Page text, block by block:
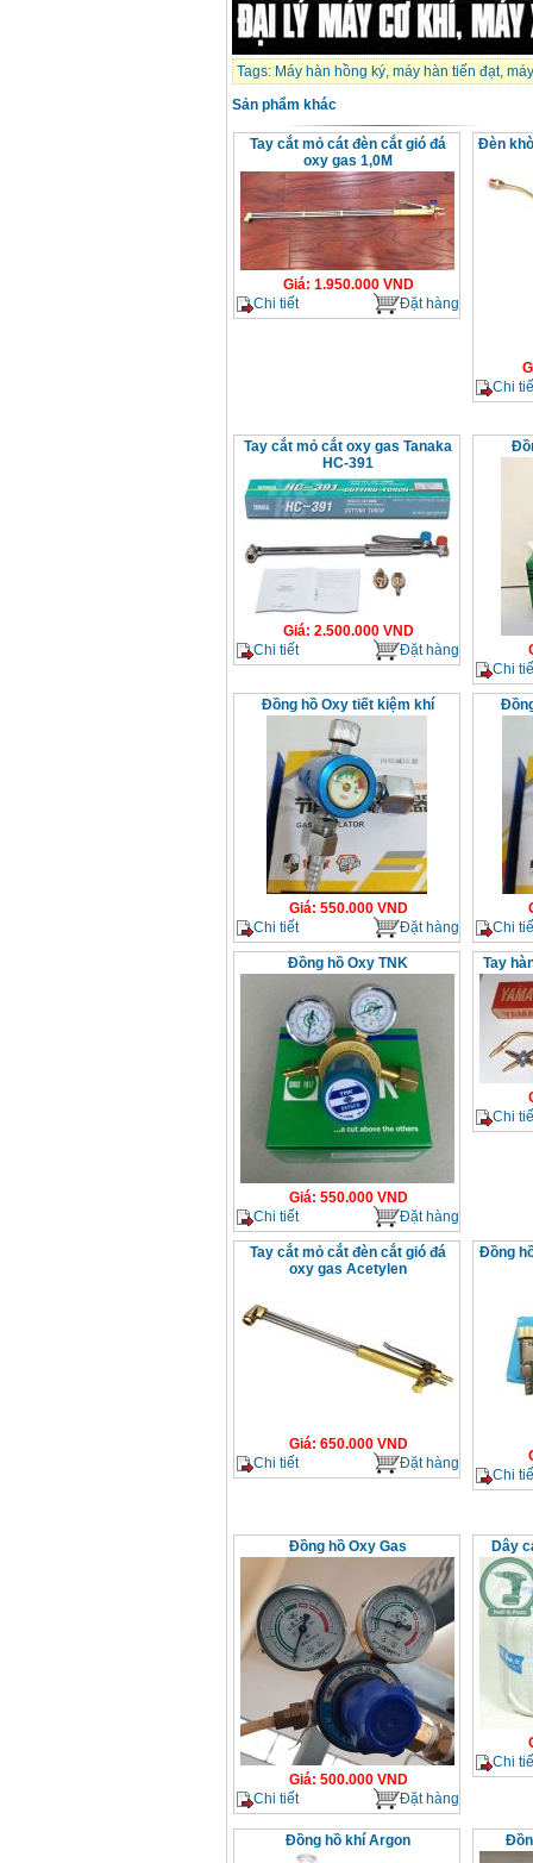
Tags: Máy hàn hồng ký, máy hàn tiến đạt,
Sản phẩm khác
Tay cắt mỏ cát đèn cắt gió đá
oxy gas 1,0M
Giá: 1.950.000VND
Chi tiết
Đặt hàng
Đèn
Chi
Tay cắt mỏ cắt oxy gas Tanaka
HC-391
Giá: 2.500.000VND
Chi tiết
Đặt hàng
Chi
Đồng hồ Oxy tiết kiệm khí
Giá: 550.000VND
Chi tiết
Đặt hàng
Chi
Đồng hồ Oxy TNK
Giá: 550.000VND
Chi tiết
Đặt hàng
Tay
Chi
Tay cắt mỏ cắt đèn cắt gió đá
oxy gas Acetylen
Giá: 650.000VND
Chi tiết
Đặt hàng
Đồng
Chi
Đồng hồ Oxy Gas
Giá: 500.000VND
Chi tiết
Đặt hàng
Dây
Chi
Đồng hồ khí Argon